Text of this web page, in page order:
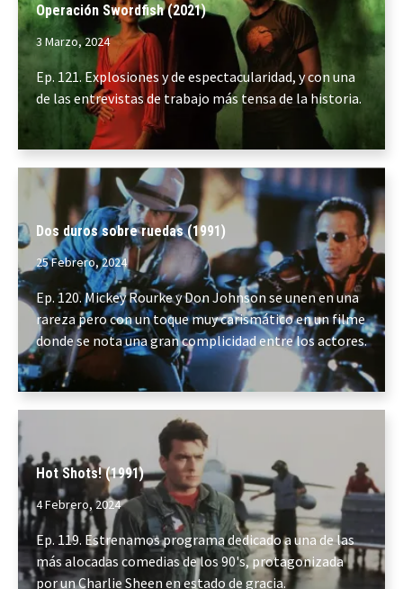
Operación Swordfish (2021)
3 Marzo, 2024
Ep. 121. Explosiones y de espectacularidad, y con una
de las entrevistas de trabajo más tensa de la historia.
Dos duros sobre ruedas (1991)
25 Febrero, 2024
Ep. 120. Mickey Rourke y Don Johnson se unen en una
rareza pero con un toque muy carismático en un filme
donde se nota una gran complicidad entre los actores.
Hot Shots! (1991)
4 Febrero, 2024
Ep. 119. Estrenamos programa dedicado a una de las
más alocadas comedias de los 90's, protagonizada
por un Charlie Sheen en estado de gracia.